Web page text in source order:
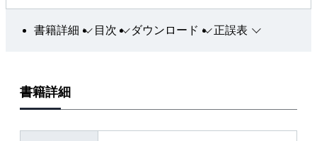
書籍詳細 目次 ダウンロード 正誤表
書籍詳細